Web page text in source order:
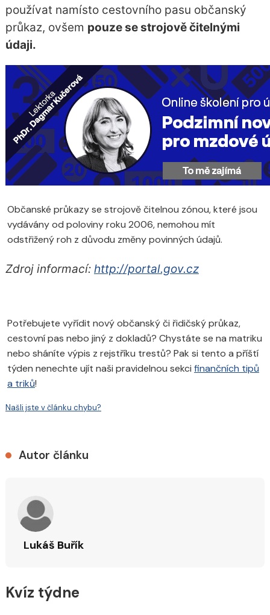
používat namísto cestovního pasu občanský
průkaz, ovšem pouze se strojově čitelnými
údaji.
Občanské průkazy se strojově čitelnou zónou, které jsou
vydávány od poloviny roku 2006, nemohou mít
odstřižený roh z důvodu změny povinných údajů.
Zdroj informací: http://portal.gov.cz
Potřebujete vyřídit nový občanský či řidičský průkaz,
cestovní pas nebo jiný z dokladů? Chystáte se na matriku
nebo sháníte výpis z rejstříku trestů? Pak si tento a příští
týden nenechte ujít naši pravidelnou sekci finančních tipů
a triků!
Našli jste v článku chybu?
Autor článku
Lukáš Buřík
Kvíz týdne